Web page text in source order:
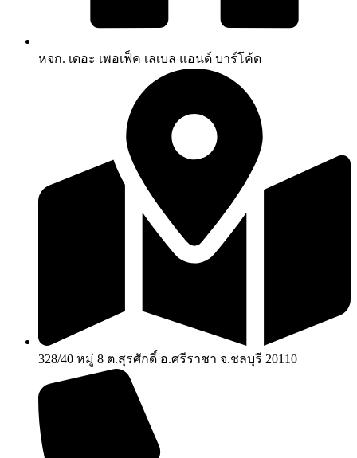
หจก. เดอะ เพอเฟ็ค เลเบล แอนด์ บาร์โค้ด
328/40 หมู่ 8 ต.สุรศักดิ์ อ.ศรีราชา จ.ชลบุรี 20110